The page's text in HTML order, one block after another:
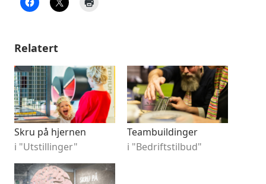
Relatert
Skru på hjernen
i "Utstillinger"
Teambuildinger
i "Bedriftstilbud"